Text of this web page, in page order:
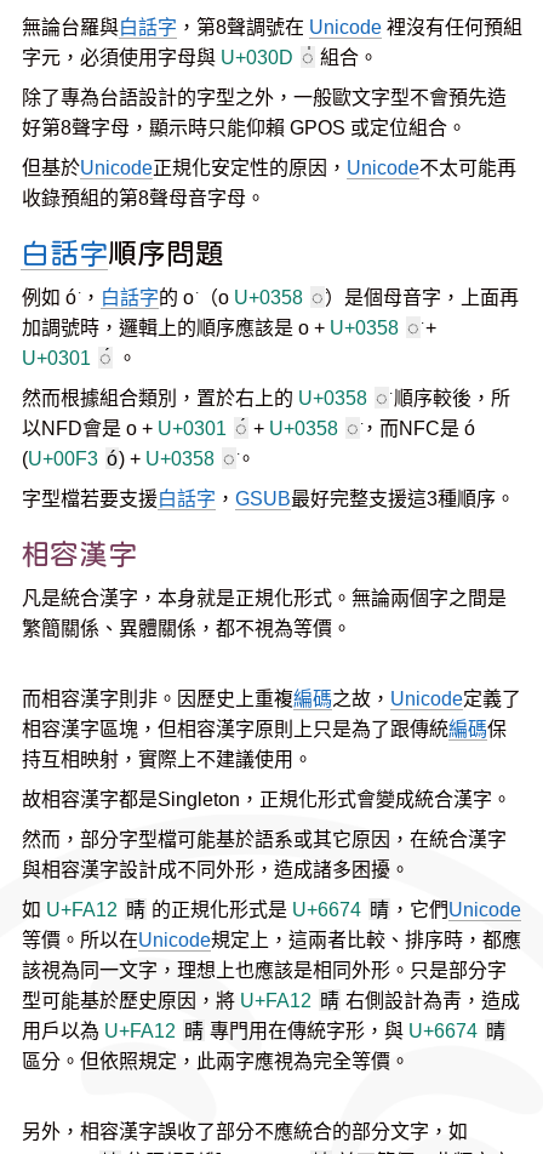
無論台羅與白話字 ，第8聲調號在 Unicode 裡沒有任何預組
字元，必須使用字母與 U+030D ◌̍ 組合。
除了專為台語設計的字型之外，一般歐文字型不會預先造
好第8聲字母，顯示時只能仰賴 GPOS 或定位組合。
但基於Unicode正規化安定性的原因， Unicode不太可能再
收錄預組的第8聲母音字母。
白話字順序問題
例如 ó͘ ， 白話字的 o͘ （o U+0358 ◌͘）是個母音字，上面再
加調號時，邏輯上的順序應該是 o + U+0358 ◌͘+
U+0301 ◌́
。
然而根據組合類別，置於右上的 U+0358 ◌͘順序較後，所
以NFD會是 o + U+0301 ◌́ + U+0358 ◌͘，而NFC是 ó
(U+00F3 ó) + U+0358 ◌͘。
字型檔若要支援白話字 ， GSUB最好完整支援這3種順序。
相容漢字
凡是統合漢字，本身就是正規化形式。無論兩個字之間是
繁簡關係、異體關係，都不視為等價。
而相容漢字則非。因歷史上重複編碼之故， Unicode定義了
相容漢字區塊，但相容漢字原則上只是為了跟傳統編碼保
持互相映射，實際上不建議使用。
故相容漢字都是Singleton，正規化形式會變成統合漢字。
然而，部分字型檔可能基於語系或其它原因，在統合漢字
與相容漢字設計成不同外形，造成諸多困擾。
如 U+FA12 晴 的正規化形式是 U+6674 晴 ，它們Unicode
等價。所以在Unicode規定上，這兩者比較、排序時，都應
該視為同一文字，理想上也應該是相同外形。只是部分字
型可能基於歷史原因，將 U+FA12 晴 右側設計為靑，造成
用戶以為 U+FA12 晴 專門用在傳統字形，與 U+6674 晴
區分。但依照規定，此兩字應視為完全等價。
另外，相容漢字誤收了部分不應統合的部分文字，如